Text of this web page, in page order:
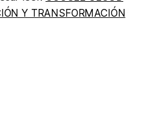
Y TRANSFORMACIÓN